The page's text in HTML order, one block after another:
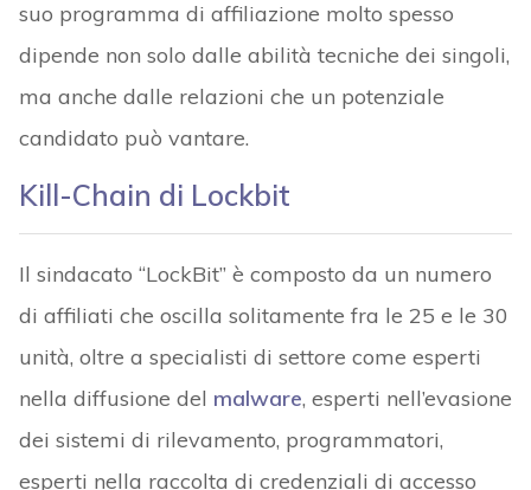
suo programma di affiliazione molto spesso
dipende non solo dalle abilità tecniche dei singoli,
ma anche dalle relazioni che un potenziale
candidato può vantare.
Kill-Chain di Lockbit
Il sindacato “LockBit” è composto da un numero
di affiliati che oscilla solitamente fra le 25 e le 30
unità, oltre a specialisti di settore come esperti
nella diffusione del malware, esperti nell’evasione
dei sistemi di rilevamento, programmatori,
esperti nella raccolta di credenziali di accesso